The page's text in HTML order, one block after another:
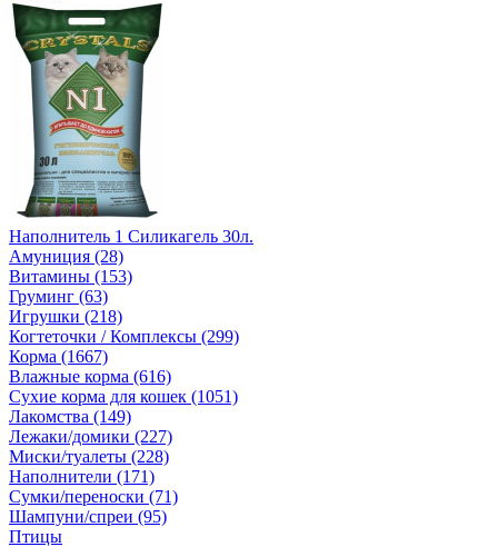
Наполнитель 1 Силикагель 30л.
Амуниция (28)
Витамины (153)
Груминг (63)
Игрушки (218)
Когтеточки / Комплексы (299)
Корма (1667)
Влажные корма (616)
Сухие корма для кошек (1051)
Лакомства (149)
Лежаки/домики (227)
Миски/туалеты (228)
Наполнители (171)
Сумки/переноски (71)
Шампуни/спреи (95)
Птицы